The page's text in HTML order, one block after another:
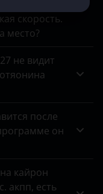
скорость.
место?
не видит
после
он
кайрон
акпп, есть